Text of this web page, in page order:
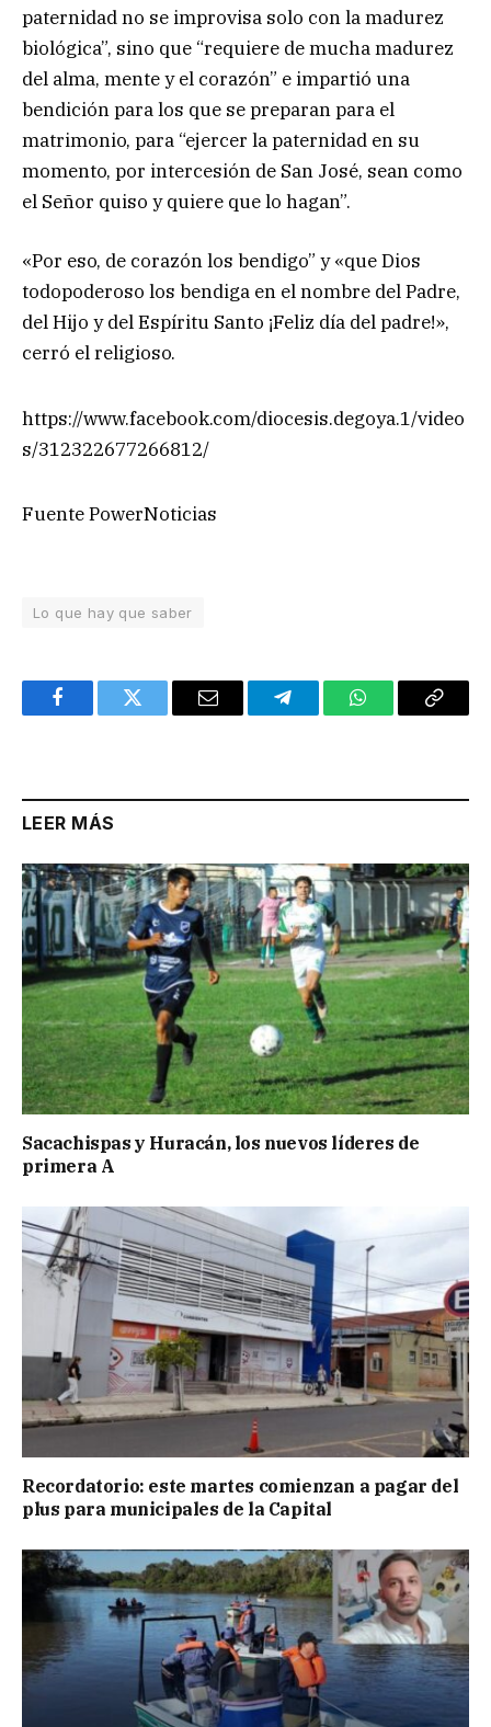
paternidad no se improvisa solo con la madurez
biológica”, sino que “requiere de mucha madurez
del alma, mente y el corazón” e impartió una
bendición para los que se preparan para el
matrimonio, para “ejercer la paternidad en su
momento, por intercesión de San José, sean como
el Señor quiso y quiere que lo hagan”.
«Por eso, de corazón los bendigo” y «que Dios
todopoderoso los bendiga en el nombre del Padre,
del Hijo y del Espíritu Santo ¡Feliz día del padre!»,
cerró el religioso.
https://www.facebook.com/diocesis.degoya.1/video
s/312322677266812/
Fuente PowerNoticias
Lo que hay que saber
FacebookTwitter Email TelegramWhatsAppCopy
LEER MÁS
Sacachispas y Huracán, los nuevos líderes de
primera A
Recordatorio: este martes comienzan a pagar del
plus para municipales de la Capital